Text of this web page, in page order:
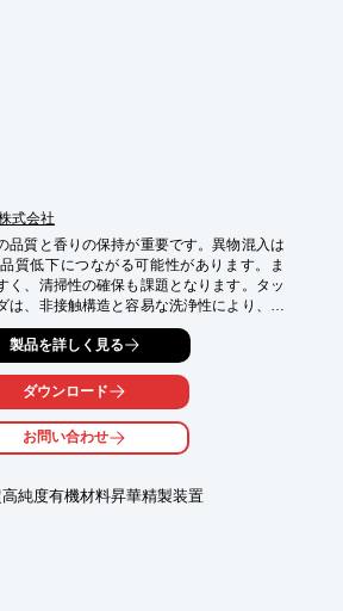
式会社
品質と香りの保持が重要です。異物混入は
質低下につながる可能性があります。ま
く、清掃性の確保も課題となります。タッ
は、非接触構造と容易な洗浄性により、異
、香りの品質を維持します。
減
製品を詳しく見る
ダウンロード
お問い合わせ
高純度有機材料昇華精製装置